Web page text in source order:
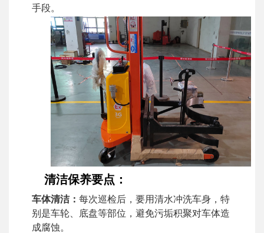
手段。
清洁保养要点：
车体清洁： 每次巡检后，要用清水冲洗车身，特
别是车轮、底盘等部位，避免污垢积聚对车体造
成腐蚀。